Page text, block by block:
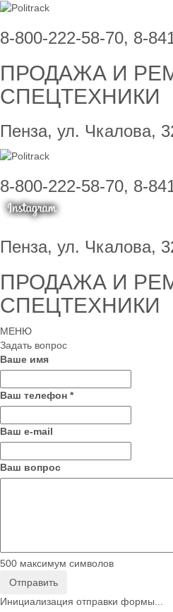
8-800-222-58-70, 8-
ПРОДАЖА И
СПЕЦТЕХНИКИ
Пенза, ул. Чкалова,
8-800-222-58-70, 8-
Пенза, ул. Чкалова,
ПРОДАЖА И
СПЕЦТЕХНИКИ
МЕНЮ
Задать вопрос
Ваше имя
Ваш телефон *
Ваш е-mail
Ваш вопрос
500 максимум символов
Отправить
Инициализация отправки формы...